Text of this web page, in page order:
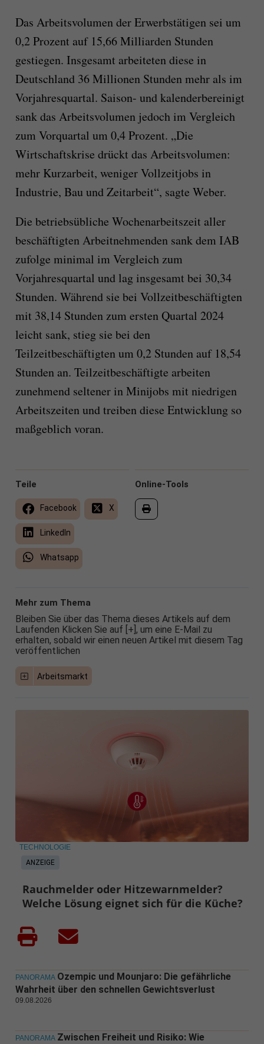
Das Arbeitsvolumen der Erwerbstätigen sei um
0,2 Prozent auf 15,66 Milliarden Stunden
gestiegen. Insgesamt arbeiteten diese in
Deutschland 36 Millionen Stunden mehr als im
Vorjahresquartal. Saison- und kalenderbereinigt
sank das Arbeitsvolumen jedoch im Vergleich
zum Vorquartal um 0,4 Prozent. „Die
Wirtschaftskrise drückt das Arbeitsvolumen:
mehr Kurzarbeit, weniger Vollzeitjobs in
Industrie, Bau und Zeitarbeit“, sagte Weber.
Die betriebsübliche Wochenarbeitszeit aller
beschäftigten Arbeitnehmenden sank dem IAB
zufolge minimal im Vergleich zum
Vorjahresquartal und lag insgesamt bei 30,34
Stunden. Während sie bei Vollzeitbeschäftigten
mit 38,14 Stunden zum ersten Quartal 2024
leicht sank, stieg sie bei den
Teilzeitbeschäftigten um 0,2 Stunden auf 18,54
Stunden an. Teilzeitbeschäftigte arbeiten
zunehmend seltener in Minijobs mit niedrigen
Arbeitszeiten und treiben diese Entwicklung so
maßgeblich voran.
Online-Tools
Teile
Facebook X
LinkedIn
Whatsapp
Mehr zum Thema
Bleiben Sie über das Thema dieses Artikels auf dem
Laufenden Klicken Sie auf [+], um eine E-Mail zu
erhalten, sobald wir einen neuen Artikel mit diesem Tag
veröffentlichen
Arbeitsmarkt
ANZEIGE
TECHNOLOGIE
Rauchmelder oder Hitzewarnmelder?
Welche Lösung eignet sich für die Küche?
PANORAMA Ozempic und Mounjaro: Die gefährliche
Wahrheit über den schnellen Gewichtsverlust
09.08.2026
PANORAMA Zwischen Freiheit und Risiko: Wie